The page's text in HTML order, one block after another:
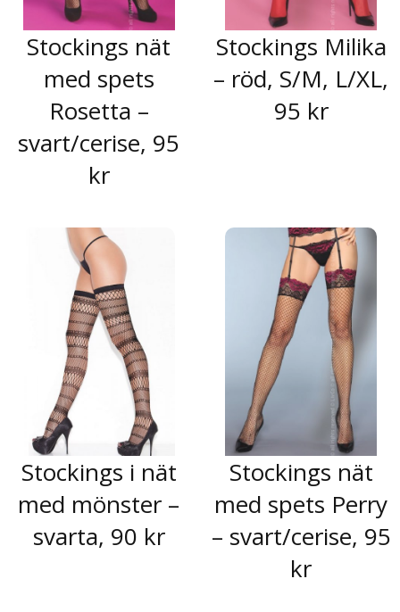
Stockings nät
med spets
Rosetta –
svart/cerise, 95
kr
Stockings Milika
– röd, S/M, L/XL,
95 kr
Stockings i nät
med mönster –
svarta, 90 kr
Stockings nät
med spets Perry
– svart/cerise, 95
kr